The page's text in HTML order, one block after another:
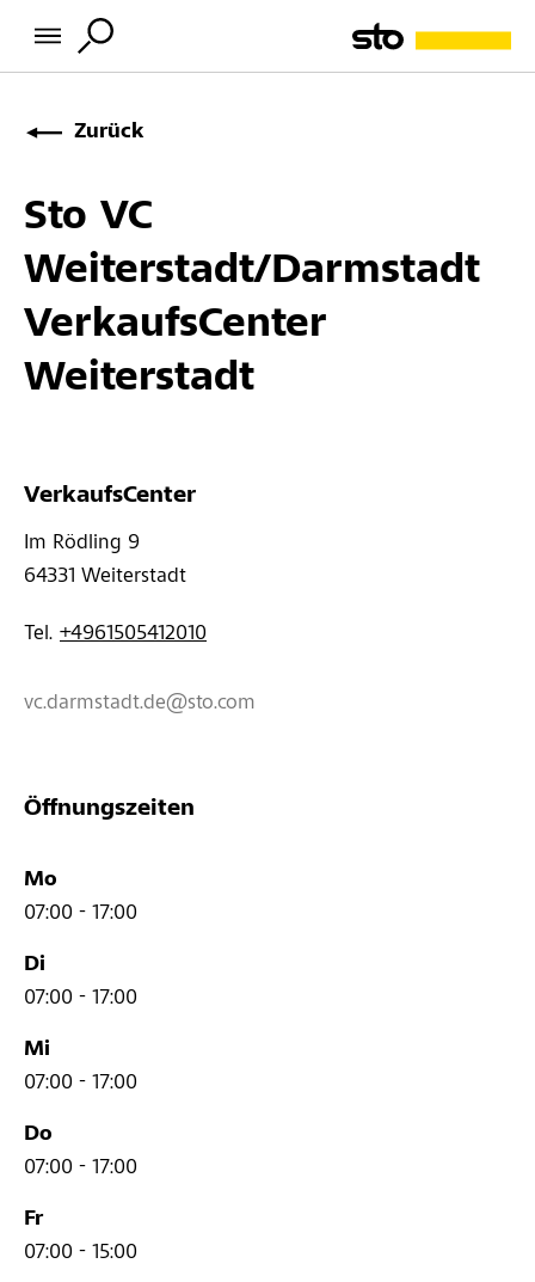
Zurück
Sto VC
Weiterstadt/Darmstadt
VerkaufsCenter
Weiterstadt
VerkaufsCenter
Im Rödling 9
64331 Weiterstadt
Tel. +4961505412010
vc.darmstadt.de@sto.com
Öffnungszeiten
Mo
07:00 - 17:00
Di
07:00 - 17:00
Mi
07:00 - 17:00
Do
07:00 - 17:00
Fr
07:00 - 15:00